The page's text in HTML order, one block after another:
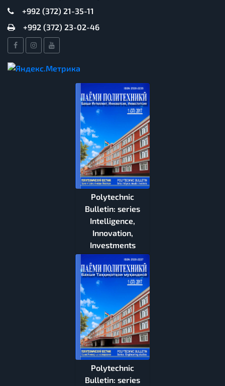
+992 (372) 21-35-11
+992 (372) 23-02-46
Polytechnic
Bulletin: series
Intelligence,
Innovation,
Investments
Polytechnic
Bulletin: series